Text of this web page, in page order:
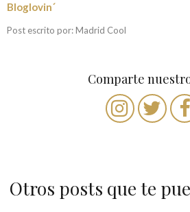
Bloglovin´
Post escrito por: Madrid Cool
Comparte
Otros posts que te